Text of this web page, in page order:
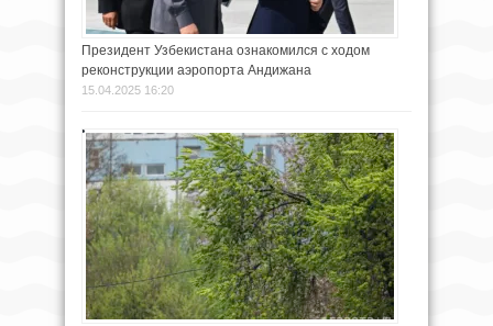
Президент Узбекистана ознакомился с ходом
реконструкции аэропорта Андижана
15.04.2025 16:20